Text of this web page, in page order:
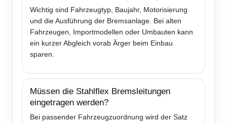
Wichtig sind Fahrzeugtyp, Baujahr, Motorisierung
und die Ausführung der Bremsanlage. Bei alten
Fahrzeugen, Importmodellen oder Umbauten kann
ein kurzer Abgleich vorab Ärger beim Einbau
sparen.
Müssen die Stahlflex Bremsleitungen
eingetragen werden?
Bei passender Fahrzeugzuordnung wird der Satz